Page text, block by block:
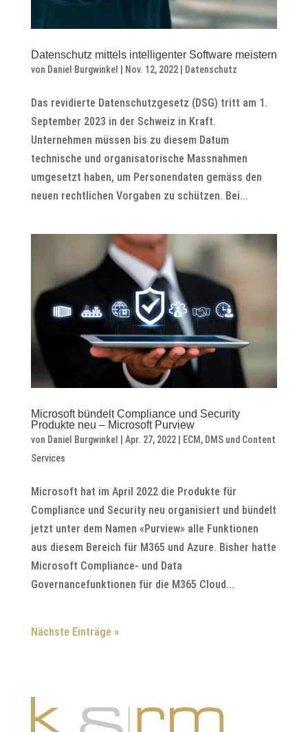
Datenschutz mittels intelligenter Software meistern
von Daniel Burgwinkel Nov. 12, 2022| Datenschutz
Das revidierte Datenschutzgesetz (DSG) tritt am 1.
September 2023 in der Schweiz in Kraft.
Unternehmen müssen bis zu diesem Datum
technische und organisatorische Massnahmen
umgesetzt haben, um Personendaten gemäss den
neuen rechtlichen Vorgaben zu schützen. Bei...
Microsoft bündelt Compliance und Security
Produkte neu – Microsoft Purview
von Daniel Burgwinkel Apr. 27, 2022|
ECM, DMS und Content
Services
Microsoft hat im April 2022 die Produkte für
Compliance und Security neu organisiert und bündelt
jetzt unter dem Namen «Purview» alle Funktionen
aus diesem Bereich für M365 und Azure. Bisher hatte
Microsoft Compliance- und Data
Governancefunktionen für die M365 Cloud...
Nächste Einträge »